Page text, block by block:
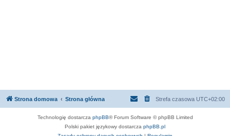
Strona domowa Strona główna Strefa czasowa UTC+02:00
Technologię dostarcza phpBB® Forum Software © phpBB Limited
Polski pakiet językowy dostarcza phpBB.pl